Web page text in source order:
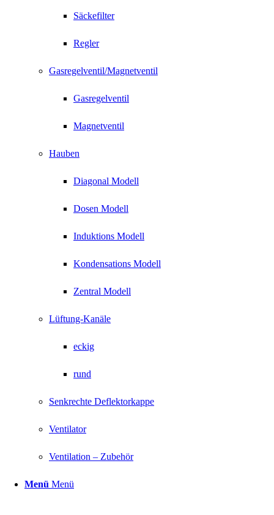
Säckefilter
Regler
Gasregelventil/Magnetventil
Gasregelventil
Magnetventil
Hauben
Diagonal Modell
Dosen Modell
Induktions Modell
Kondensations Modell
Zentral Modell
Lüftung-Kanäle
eckig
rund
Senkrechte Deflektorkappe
Ventilator
Ventilation – Zubehör
Menü Menü